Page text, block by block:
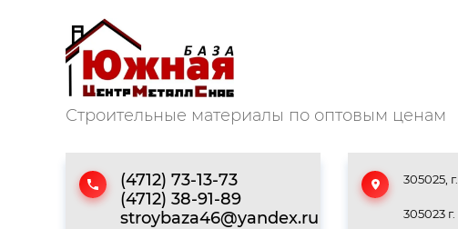
Строительные материалы по оптовым ценам
(4712) 73-13-73
(4712) 38-91-89
stroybaza46@yandex.ru
305025,
305023